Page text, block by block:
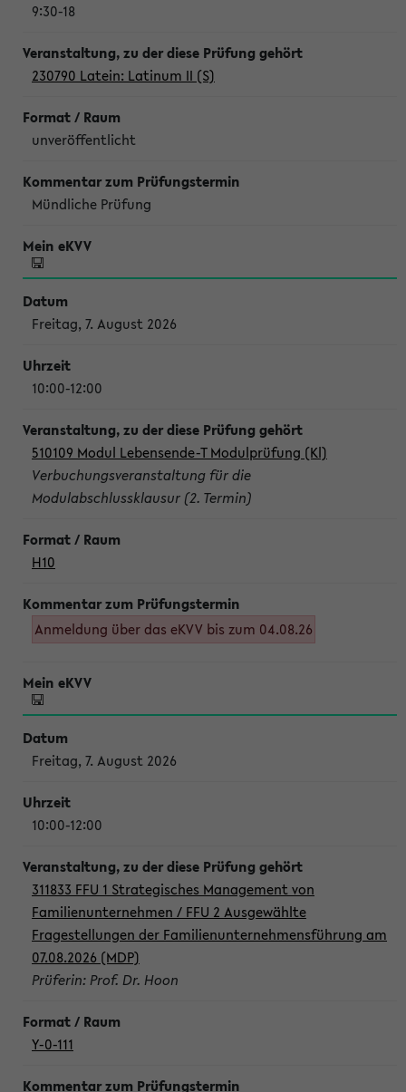
9:30-18
230790 Latein: Latinum II (S)
unveröffentlicht
Mündliche Prüfung
Freitag, 7. August 2026
10:00-12:00
510109 Modul Lebensende-T Modulprüfung (Kl)
Verbuchungsveranstaltung für die
Modulabschlussklausur (2. Termin)
H10
Anmeldung über das eKVV bis zum 04.08.26
Freitag, 7. August 2026
10:00-12:00
311833 FFU 1 Strategisches Management von
Familienunternehmen / FFU 2 Ausgewählte
Fragestellungen der Familienunternehmensführung am
07.08.2026 (MDP)
Prüferin: Prof. Dr. Hoon
Y-0-111